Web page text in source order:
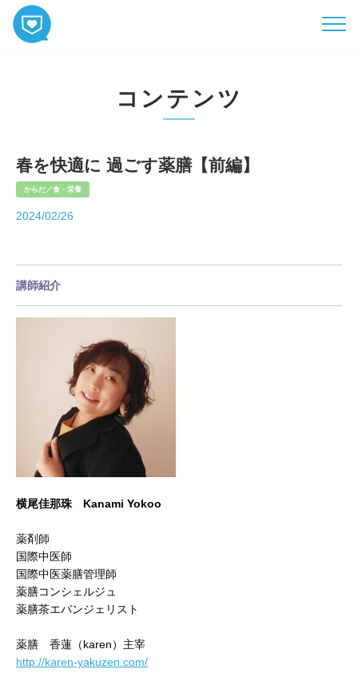
ABOUT
お知らせ
お問い合わせ
コンテンツ
春を快適に 過ごす薬膳【前編】
からだ／食・栄養
2024/02/26
講師紹介
横尾佳那珠 Kanami Yokoo
薬剤師
国際中医師
国際中医薬膳管理師
薬膳コンシェルジュ
薬膳茶エバンジェリスト
薬膳 香蓮（karen）主宰
http://karen-yakuzen.com/